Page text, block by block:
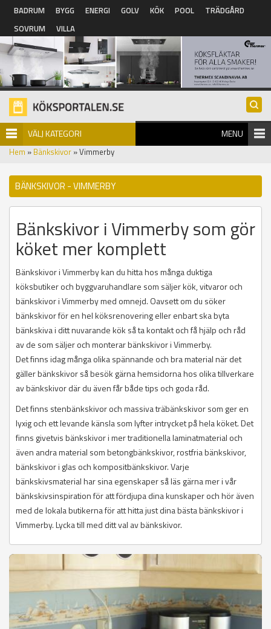
Hoppa till huvudinnehåll
BADRUM BYGG ENERGI GOLV KÖK POOL
TRÄDGÅRD
SOVRUM
VILLA
VÄLJ KATEGORI MENU
Hem » Bänkskivor » Vimmerby
BÄNKSKIVOR - VIMMERBY
Bänkskivor i Vimmerby som gör
köket mer komplett
Bänkskivor i Vimmerby kan du hitta hos många duktiga
köksbutiker och byggvaruhandlare som säljer kök, vitvaror och
bänkskivor i Vimmerby med omnejd. Oavsett om du söker
bänkskivor för en hel köksrenovering eller enbart ska byta
bänkskiva i ditt nuvarande kök så ta kontakt och få hjälp och råd
av de som säljer och monterar bänkskivor i Vimmerby.
Det finns idag många olika spännande och bra material när det
gäller bänkskivor så besök gärna hemsidorna hos olika tillverkare
av bänkskivor där du även får både tips och goda råd.
Det finns stenbänkskivor och massiva träbänkskivor som ger en
lyxig och ett levande känsla som lyfter intrycket på hela köket. Det
finns givetvis bänkskivor i mer traditionella laminatmaterial och
även andra material som betongbänkskivor, rostfria bänkskivor,
bänkskivor i glas och kompositbänkskivor. Varje
bänkskivsmaterial har sina egenskaper så läs gärna mer i vår
bänkskivsinspiration för att fördjupa dina kunskaper och hör även
med de lokala butikerna för att hitta just dina bästa bänkskivor i
Vimmerby. Lycka till med ditt val av bänkskivor.